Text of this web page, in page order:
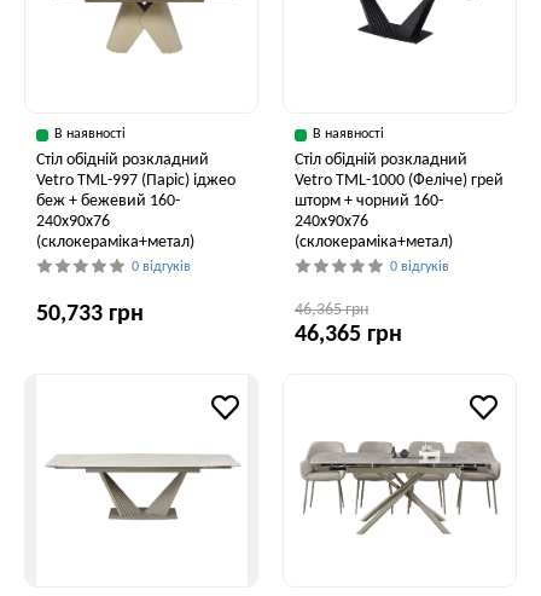
В наявності
Стіл обідній розкладний
Vetro ТМL-997 (Паріс) іджео
беж + бежевий 160-
240x90x76
(склокераміка+метал)
0 відгуків
50,733 грн
В наявності
Стіл обідній розкладний
Vetro ТМL-1000 (Феліче) грей
шторм + чорний 160-
240x90x76
(склокераміка+метал)
0 відгуків
46,365 грн
46,365 грн